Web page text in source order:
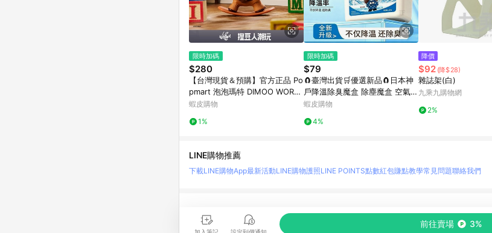
限時加碼
$280
【台灣現貨＆預購】官方正品 Po
pmart 泡泡瑪特 DIMOO WORLD
× PIXAR聯名系列手辦 公仔盲盒
蝦皮購物
1%
限時加碼
$79
🧲臺灣出貨🛒優選新品🧲日本神
戶降溫除臭魔盒 除塵魔盒 空氣魔
盒 淨化空氣 吸附粉塵去異味 除
蝦皮購物
4%
降價
$92 (降$28)
雜誌架(白)
九乘九購物網
2%
前往賣場 3%
LINE購物推薦
下載LINE購物App最新活動LINE購物護照LINE POINTS點數紅包賺點教學常見問題聯絡我們
LINE 購物是匯集購物情報與商品資訊的整合性平台，並依購物情報中的趨勢與風格做合作網
時間差，請務必點擊商品至各合作網路商家，確認現售價與購物條件，一切資訊以合作廠商網頁